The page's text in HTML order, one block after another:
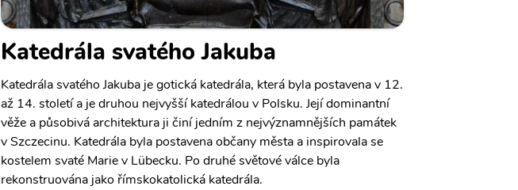
Katedrála svatého Jakuba
Katedrála svatého Jakuba je gotická katedrála, která byla postavena v 12.
až 14. století a je druhou nejvyšší katedrálou v Polsku. Její dominantní
věže a působivá architektura ji činí jedním z nejvýznamnějších památek
v Szczecinu. Katedrála byla postavena občany města a inspirovala se
kostelem svaté Marie v Lübecku. Po druhé světové válce byla
rekonstruována jako římskokatolická katedrála.